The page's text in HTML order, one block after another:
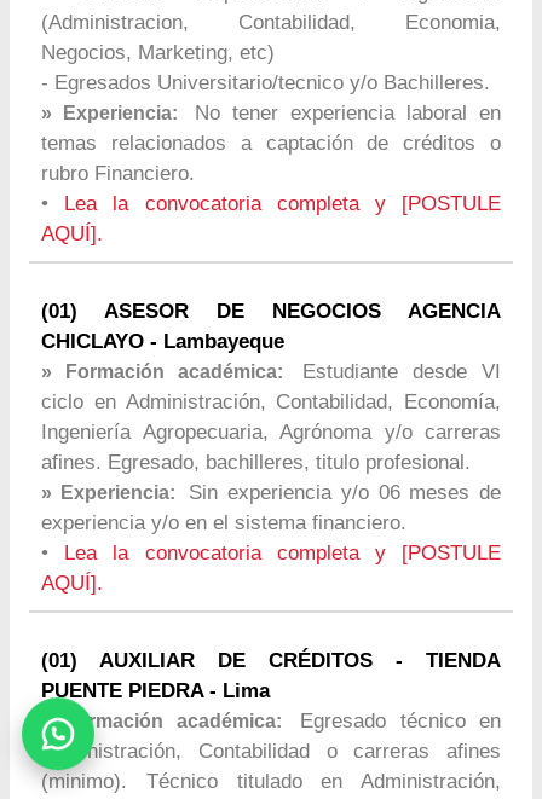
(Administracion, Contabilidad, Economia,
Negocios, Marketing, etc)
- Egresados Universitario/tecnico y/o Bachilleres.
» Experiencia:
No tener experiencia laboral en
temas relacionados a captación de créditos o
rubro Financiero.
•
Lea la convocatoria completa y [POSTULE
AQUÍ].
(01) ASESOR DE NEGOCIOS AGENCIA
CHICLAYO - Lambayeque
» Formación académica:
Estudiante desde VI
ciclo en Administración, Contabilidad, Economía,
Ingeniería Agropecuaria, Agrónoma y/o carreras
afines. Egresado, bachilleres, titulo profesional.
» Experiencia:
Sin experiencia y/o 06 meses de
experiencia y/o en el sistema financiero.
•
Lea la convocatoria completa y [POSTULE
AQUÍ].
(01) AUXILIAR DE CRÉDITOS - TIENDA
PUENTE PIEDRA - Lima
» Formación académica:
Egresado técnico en
Administración, Contabilidad o carreras afines
(minimo). Técnico titulado en Administración,